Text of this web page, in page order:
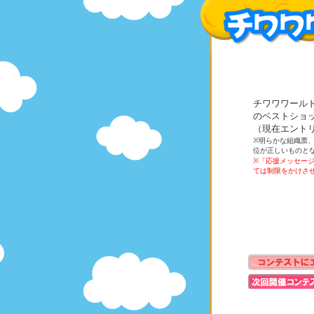
チワワワール
のベストショ
（現在エン
※明らかな組織票
位が正しいものと
※「応援メッセー
ては制限をかけさ